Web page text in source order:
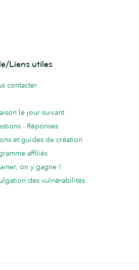
Liens utiles
contacter
le jour suivant
- Réponses
et guides de création
affiliés
on y gagne !
des vulnérabilités